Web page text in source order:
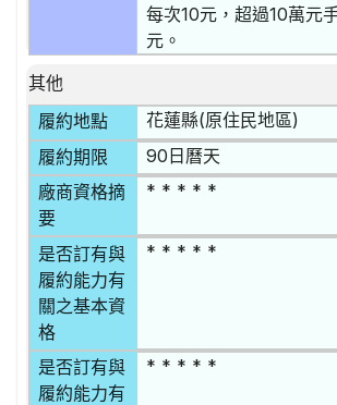
每次10元，超過10萬元
元。
其他
履約地點
花蓮縣(原住民地區)
履約期限 90日曆天
廠商資格摘
要
* * * * *
是否訂有與
履約能力有
關之基本資
格
* * * * *
是否訂有與
履約能力有
* * * * *